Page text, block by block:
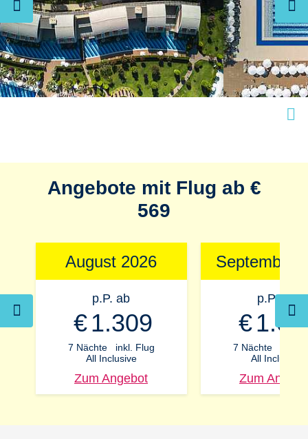
Angebote mit Flug ab €
569
August 2026
p.P. ab
€1.309
7 Nächte
inkl. Flug
All Inclusive
Zum Angebot
September
p.P. ab
€
7 Nächte
All Inclusive
Zum